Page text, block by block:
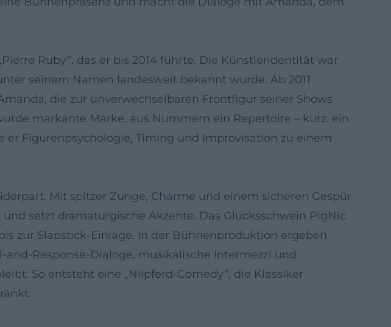
Ruby“, das er bis 2014 führte. Die Künstleridentität war
seinem Namen landesweit bekannt wurde. Ab 2011
die zur unverwechselbaren Frontfigur seiner Shows
markante Marke, aus Nummern ein Repertoire – kurz: ein
Figurenpsychologie, Timing und Improvisation zu einem
Mit spitzer Zunge, Charme und einem sicheren Gespür
setzt dramaturgische Akzente. Das Glücksschwein PigNic
zur Slapstick-Einlage. In der Bühnenproduktion ergeben
Response-Dialoge, musikalische Intermezzi und
So entsteht eine „Nilpferd-Comedy“, die Klassiker